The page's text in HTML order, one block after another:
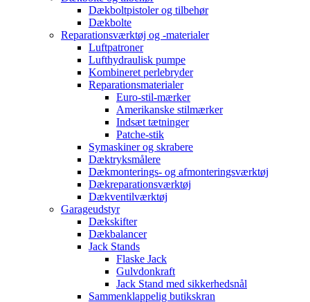
Dækboltpistoler og tilbehør
Dækbolte
Reparationsværktøj og -materialer
Luftpatroner
Lufthydraulisk pumpe
Kombineret perlebryder
Reparationsmaterialer
Euro-stil-mærker
Amerikanske stilmærker
Indsæt tætninger
Patche-stik
Symaskiner og skrabere
Dæktryksmålere
Dækmonterings- og afmonteringsværktøj
Dækreparationsværktøj
Dækventilværktøj
Garageudstyr
Dækskifter
Dækbalancer
Jack Stands
Flaske Jack
Gulvdonkraft
Jack Stand med sikkerhedsnål
Sammenklappelig butikskran